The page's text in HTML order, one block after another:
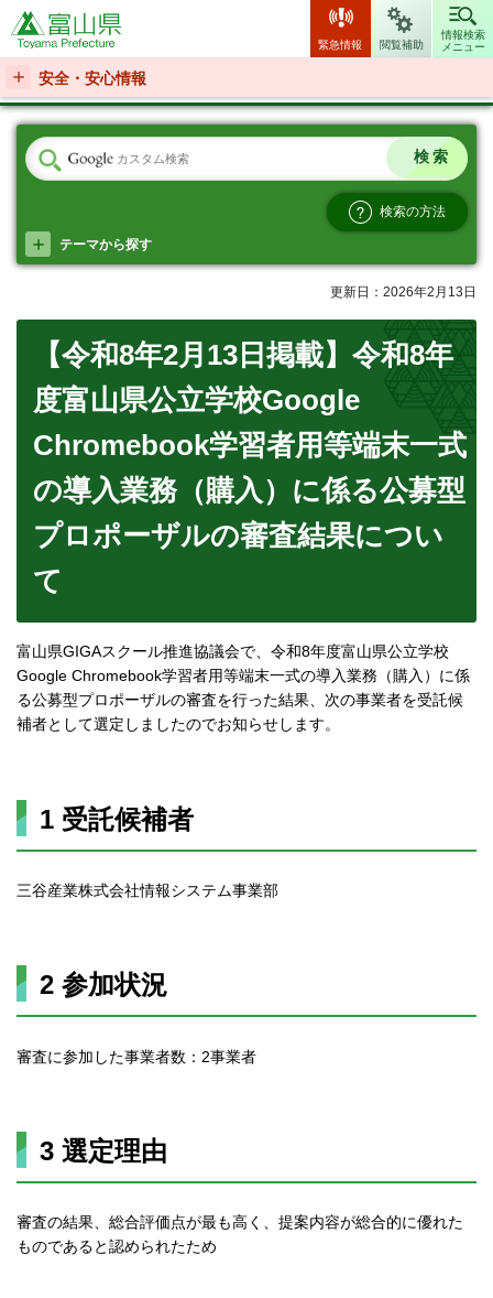
富山県
緊急情報 閲覧補助
情報検索
メニュー
安全・安心情報
検索の方法
テーマから探す
更新日：2026年2月13日
【令和8年2月13日掲載】令和8年
度富山県公立学校Google
Chromebook学習者用等端末一式
の導入業務（購入）に係る公募型
プロポーザルの審査結果につい
て
富山県GIGAスクール推進協議会で、令和8年度富山県公立学校
Google Chromebook学習者用等端末一式の導入業務（購入）に係
る公募型プロポーザルの審査を行った結果、次の事業者を受託候
補者として選定しましたのでお知らせします。
1 受託候補者
三谷産業株式会社情報システム事業部
2 参加状況
審査に参加した事業者数：2事業者
3 選定理由
審査の結果、総合評価点が最も高く、提案内容が総合的に優れた
ものであると認められたため